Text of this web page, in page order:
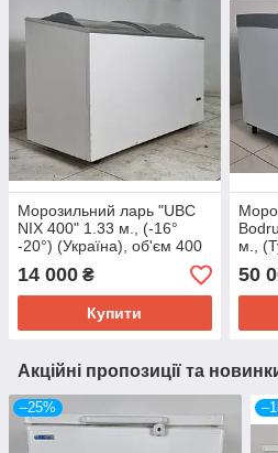
Морозильний ларь "UBC
NIX 400" 1.33 м., (-16°
-20°) (Україна), об'єм 400
л., Б/у
14 000 ₴
Купити
м.,
-
50
Акційні пропозиції та
–25%